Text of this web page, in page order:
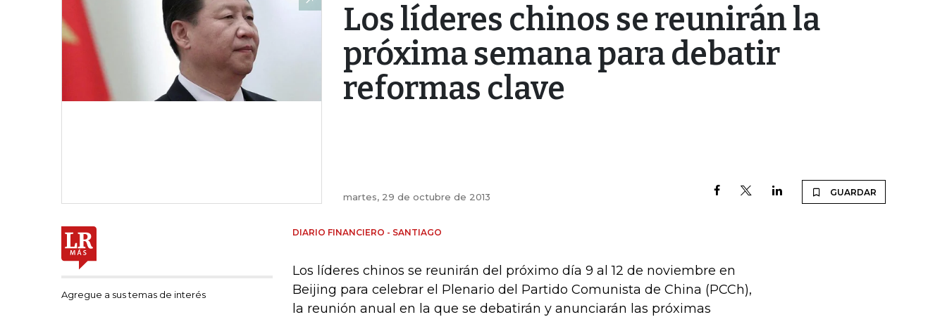
Los líderes chinos se reunirán la
próxima semana para debatir
reformas clave
martes, 29 de octubre de 2013 GUARDAR
Agregue a sus temas de interés
DIARIO FINANCIERO - SANTIAGO
Los líderes chinos se reunirán del próximo día 9 al 12 de noviembre en
Beijing para celebrar el Plenario del Partido Comunista de China (PCCh),
la reunión anual en la que se debatirán y anunciarán las próximas